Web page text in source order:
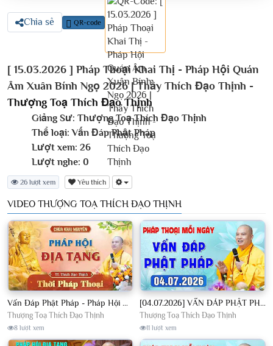
Chia sẻ QR-code
[ 15.03.2026 ] Pháp Thoại Khai Thị - Pháp Hội Quán
Âm Xuân Bính Ngọ 2026 | Thầy Thích Đạo Thịnh -
Thượng Toạ Thích Đạo Thịnh
Giảng Sư: Thượng Toạ Thích Đạo Thịnh
Thể loại: Vấn Đáp Phật Pháp
Lượt xem: 26
Lượt nghe: 0
26 lượt xem Yêu thích
VIDEO THƯỢNG TOẠ THÍCH ĐẠO THỊNH
Vấn Đáp Phật Pháp - Pháp Hội Địa Tạng Ngày 01/08/2026│TT. Thích Đạo Thịnh
Thượng Toạ Thích Đạo Thịnh
8 lượt xem
[04.07.2026] VẤN ĐÁP PHẬT PHÁP - Nghe Thầy giảng Pháp mỗi ngày CÔNG ĐỨC VÔ LƯỢNG│TT. Thích Đạo Thịnh
Thượng Toạ Thích Đạo Thịnh
11 lượt xem